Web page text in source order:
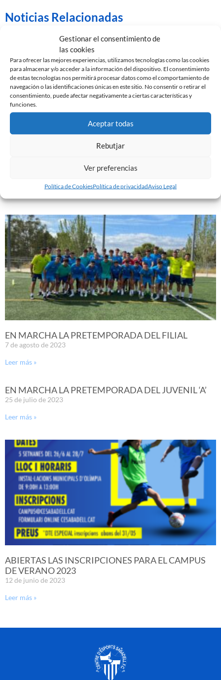
Gestionar el consentimiento de
las cookies
Para ofrecer las mejores experiencias, utilizamos tecnologías como las cookies
para almacenar y/o acceder a la información del dispositivo. El consentimiento
de estas tecnologías nos permitirá procesar datos como el comportamiento de
navegación o las identificaciones únicas en este sitio. No consentir o retirar el
consentimiento, puede afectar negativamente a ciertas características y
funciones.
Aceptar todas
Rebutjar
Ver preferencias
Política de CookiesPolítica de privacidadAviso Legal
Noticias Relacionadas
EN MARCHA LA PRETEMPORADA DEL FILIAL
7 de agosto de 2023
Leer más »
EN MARCHA LA PRETEMPORADA DEL JUVENIL ‘A’
25 de julio de 2023
Leer más »
ABIERTAS LAS INSCRIPCIONES PARA EL CAMPUS
DE VERANO 2023
12 de junio de 2023
Leer más »